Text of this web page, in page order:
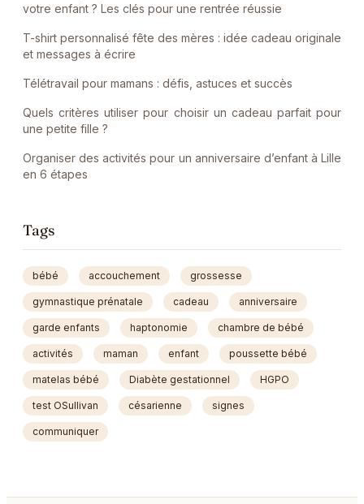
votre enfant ? Les clés pour une rentrée réussie
T-shirt personnalisé fête des mères : idée cadeau originale
et messages à écrire
Télétravail pour mamans : défis, astuces et succès
Quels critères utiliser pour choisir un cadeau parfait pour
une petite fille ?
Organiser des activités pour un anniversaire d’enfant à Lille
en 6 étapes
Tags
bébé accouchement grossesse
gymnastique prénatale cadeau anniversaire
garde enfants haptonomie chambre de bébé
activités maman enfant poussette bébé
matelas bébé Diabète gestationnel HGPO
test OSullivan césarienne signes
communiquer